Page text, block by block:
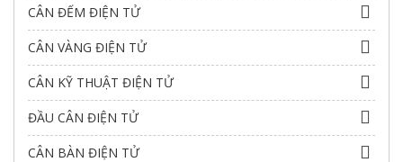
CÂN ĐẾM ĐIỆN TỬ
CÂN VÀNG ĐIỆN TỬ
CÂN KỸ THUẬT ĐIỆN TỬ
ĐẦU CÂN ĐIỆN TỬ
CÂN BÀN ĐIỆN TỬ